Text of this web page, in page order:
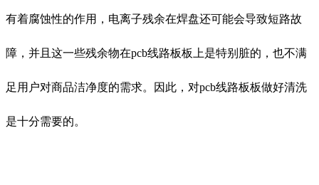
有着腐蚀性的作用，电离子残余在焊盘还可能会导致短路故
障，并且这一些残余物在pcb线路板板上是特别脏的，也不满
足用户对商品洁净度的需求。因此，对pcb线路板板做好清洗
是十分需要的。